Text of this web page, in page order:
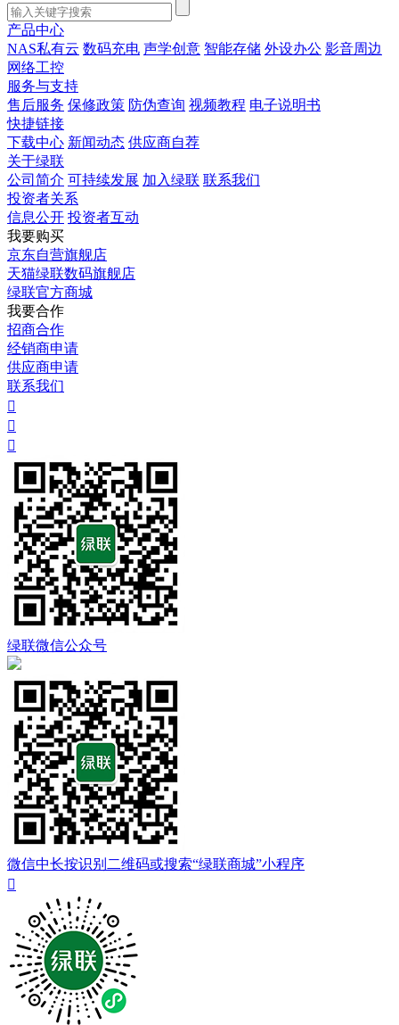
产品中心
NAS私有云 数码充电 声学创意 智能存储 外设办公 影音周边
网络工控
服务与支持
售后服务 保修政策 防伪查询 视频教程 电子说明书
快捷链接
下载中心 新闻动态 供应商自荐
关于绿联
公司简介 可持续发展 加入绿联 联系我们
投资者关系
信息公开 投资者互动
我要购买
京东自营旗舰店
天猫绿联数码旗舰店
绿联官方商城
我要合作
招商合作
经销商申请
供应商申请
联系我们



绿联微信公众号
微信中长按识别二维码或搜索“绿联商城”小程序
